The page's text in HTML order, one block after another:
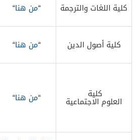
كلية اللغات والترجمة “من هنا“
كلية أصول الدين “من هنا“
كلية ​
العلوم الاجتماعية “من هنا“